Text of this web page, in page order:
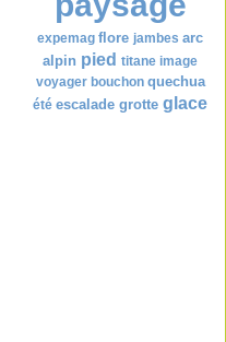
expemag flore jambes arc
alpin pied titane image
voyager bouchon quechua
été escalade grotte glace